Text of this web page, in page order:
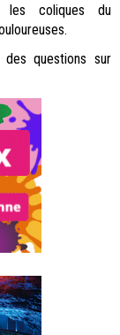
les coliques du
questions sur